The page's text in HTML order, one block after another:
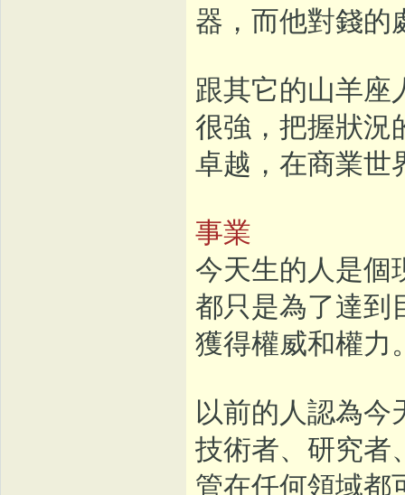
器，而他對錢的
跟其它的山羊座
很強，把握狀況
卓越，在商業世
事業
今天生的人是個
都只是為了達到
獲得權威和權力
以前的人認為今
技術者、研究者
管在任何領域都